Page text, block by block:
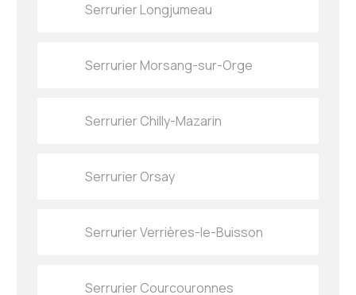
Serrurier Longjumeau
Serrurier Morsang-sur-Orge
Serrurier Chilly-Mazarin
Serrurier Orsay
Serrurier Verrières-le-Buisson
Serrurier Courcouronnes